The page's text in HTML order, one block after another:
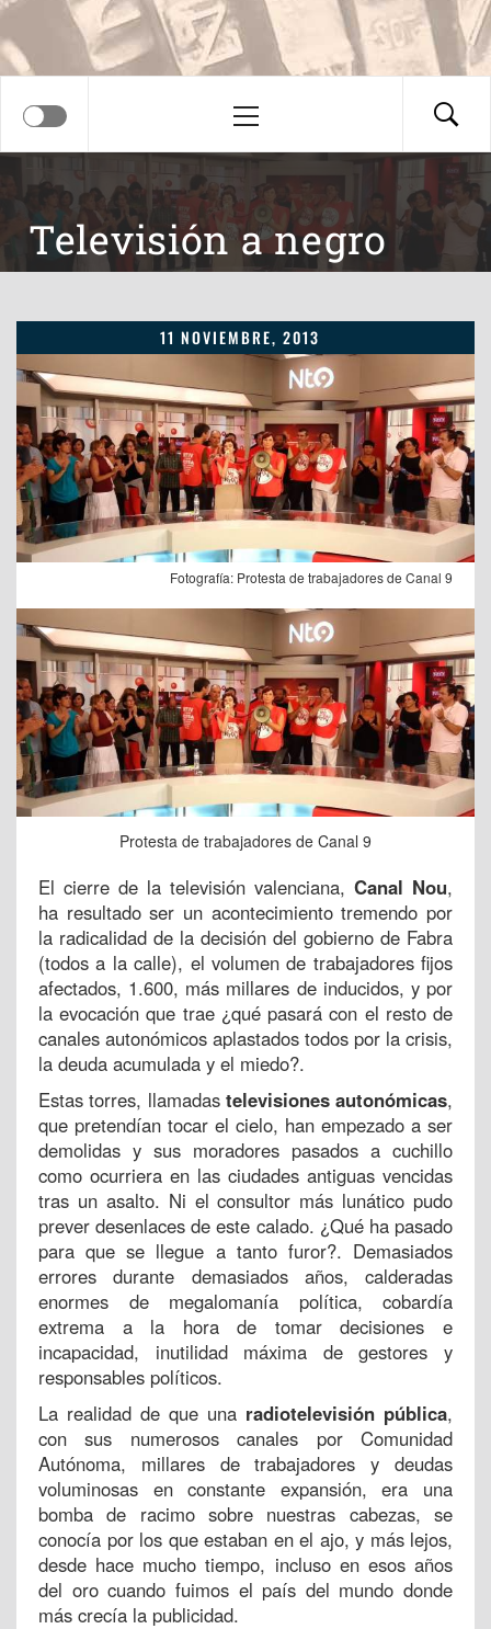
principal
Televisión a negro
11 NOVIEMBRE, 2013
Fotografía: Protesta de trabajadores de Canal 9
Protesta de trabajadores de Canal 9
El cierre de la televisión valenciana, Canal Nou,
ha resultado ser un acontecimiento tremendo por
la radicalidad de la decisión del gobierno de Fabra
(todos a la calle), el volumen de trabajadores fijos
afectados, 1.600, más millares de inducidos, y por
la evocación que trae ¿qué pasará con el resto de
canales autonómicos aplastados todos por la crisis,
la deuda acumulada y el miedo?.
Estas torres, llamadas televisiones autonómicas,
que pretendían tocar el cielo, han empezado a ser
demolidas y sus moradores pasados a cuchillo
como ocurriera en las ciudades antiguas vencidas
tras un asalto. Ni el consultor más lunático pudo
prever desenlaces de este calado. ¿Qué ha pasado
para que se llegue a tanto furor?. Demasiados
errores durante demasiados años, calderadas
enormes de megalomanía política, cobardía
extrema a la hora de tomar decisiones e
incapacidad, inutilidad máxima de gestores y
responsables políticos.
La realidad de que una radiotelevisión pública,
con sus numerosos canales por Comunidad
Autónoma, millares de trabajadores y deudas
voluminosas en constante expansión, era una
bomba de racimo sobre nuestras cabezas, se
conocía por los que estaban en el ajo, y más lejos,
desde hace mucho tiempo, incluso en esos años
del oro cuando fuimos el país del mundo donde
más crecía la publicidad.